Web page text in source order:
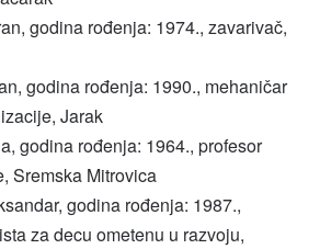
godina rođenja: 1974., zavarivač,
godina rođenja: 1990., mehaničar
Jarak
godina rođenja: 1964., profesor
Sremska Mitrovica
godina rođenja: 1987.,
za decu ometenu u razvoju,